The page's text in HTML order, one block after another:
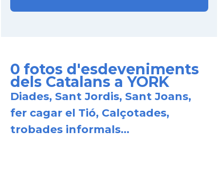
0 fotos d'esdeveniments
dels Catalans a YORK
Diades, Sant Jordis, Sant Joans,
fer cagar el Tió, Calçotades,
trobades informals...